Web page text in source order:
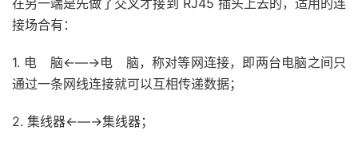
在另一端是先做了交叉才接到 RJ45 插头上去的，适用的连
接场合有：
1. 电 脑←—→电 脑，称对等网连接，即两台电脑之间只
通过一条网线连接就可以互相传递数据；
2. 集线器←—→集线器；